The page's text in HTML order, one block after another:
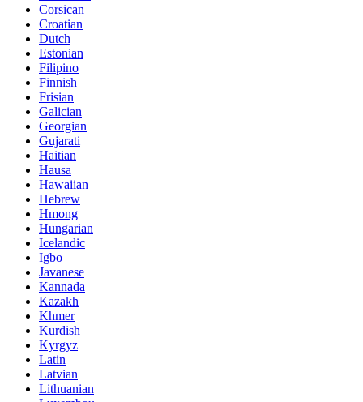
Corsican
Croatian
Dutch
Estonian
Filipino
Finnish
Frisian
Galician
Georgian
Gujarati
Haitian
Hausa
Hawaiian
Hebrew
Hmong
Hungarian
Icelandic
Igbo
Javanese
Kannada
Kazakh
Khmer
Kurdish
Kyrgyz
Latin
Latvian
Lithuanian